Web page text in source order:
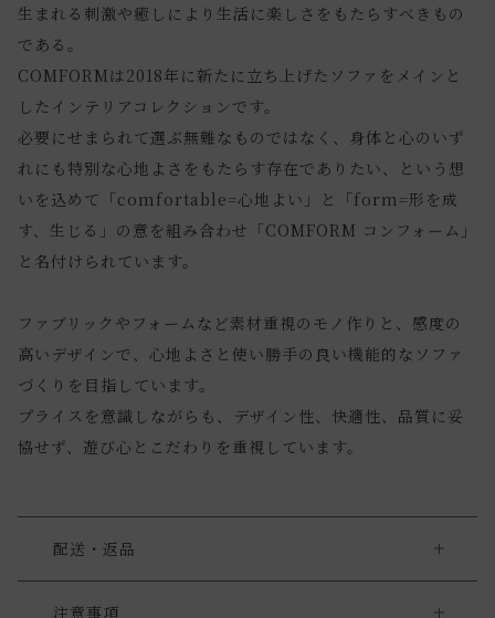
生まれる刺激や癒しにより生活に楽しさをもたらすべきもの
である。
COMFORMは2018年に新たに立ち上げたソファをメインと
したインテリアコレクションです。
必要にせまられて選ぶ無難なものではなく、身体と心のいず
れにも特別な心地よさをもたらす存在でありたい、という想
いを込めて「comfortable=心地よい」と「form=形を成
す、生じる」の意を組み合わせ「COMFORM コンフォーム」
と名付けられています。
ファブリックやフォームなど素材重視のモノ作りと、感度の
高いデザインで、心地よさと使い勝手の良い機能的なソファ
づくりを目指しています。
プライスを意識しながらも、デザイン性、快適性、品質に妥
協せず、遊び心とこだわりを重視しています。
配送・返品
大型商品をご購入の際の注意点
注意事項